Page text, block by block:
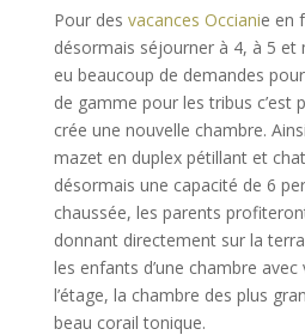
Pour des vacances Occianie en
désormais séjourner à 4, à 5 et
eu beaucoup de demandes
de gamme pour les tribus c’est
crée une nouvelle chambre.
mazet en duplex pétillant et
désormais une capacité de 6
chaussée, les parents
donnant directement sur la
les enfants d’une chambre
l’étage, la chambre des plus
beau corail tonique.